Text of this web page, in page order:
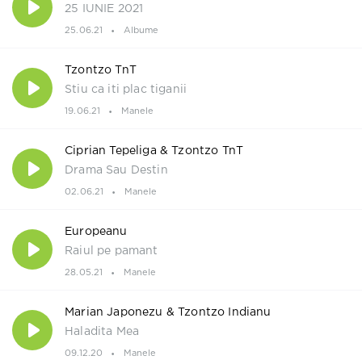
25 IUNIE 2021
25.06.21 Albume
Tzontzo TnT
Stiu ca iti plac tiganii
19.06.21 Manele
Ciprian Tepeliga & Tzontzo TnT
Drama Sau Destin
02.06.21 Manele
Europeanu
Raiul pe pamant
28.05.21 Manele
Marian Japonezu & Tzontzo Indianu
Haladita Mea
09.12.20 Manele